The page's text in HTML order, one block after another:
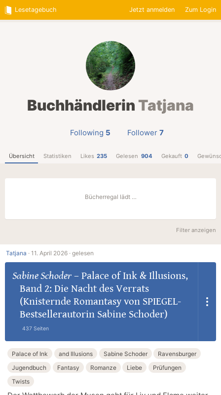
Lesetagebuch Jetzt anmelden Zum Login
Buchhändlerin Tatjana
Following 5 Follower 7
Übersicht Statistiken Likes 235 Gelesen 904 Gekauft 0
Bücherregal lädt …
Filter anzeigen
Tatjana · 11. April 2026 · gelesen
Sabine Schoder– Palace of Ink & Illusions,
Band 2: Die Nacht des Verrats
(Knisternde Romantasy von SPIEGEL-
Bestsellerautorin Sabine Schoder)
437 Seiten
Palace of Ink and Illusions Sabine Schoder
Ravensburger
Jugendbuch
Fantasy Romanze Liebe
Prüfungen
Twists